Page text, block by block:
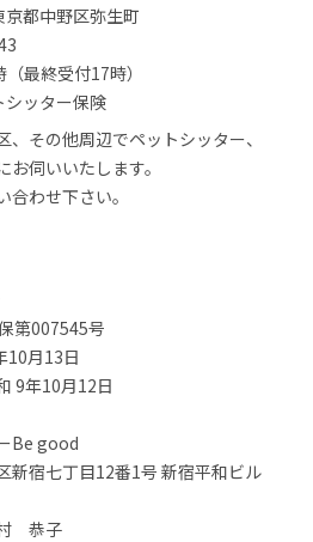
京都中野区弥生町
最終受付17時）
ッター保険
その他周辺でペットシッター、
伺いいたします。
わせ下さい。
第007545号
10月13日
9年10月12日
Be good
新宿七丁目12番1号 新宿平和ビル
村 恭子